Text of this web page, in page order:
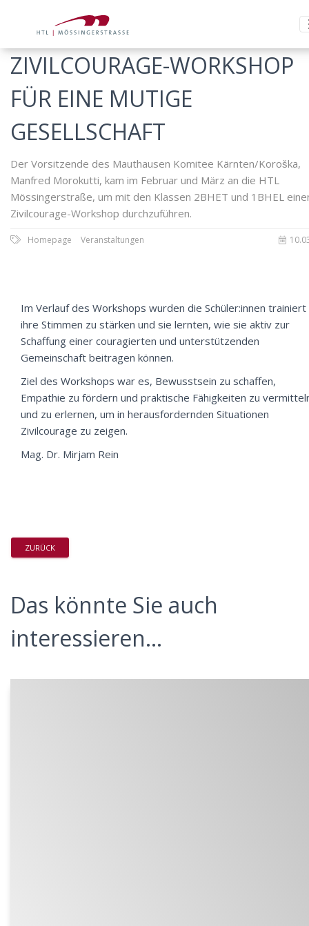
ZIVILCOURAGE-WORKSHOP
FÜR EINE MUTIGE
GESELLSCHAFT
Der Vorsitzende des Mauthausen Komitee Kärnten/Koroška,
Manfred Morokutti, kam im Februar und März an die HTL
Mössingerstraße, um mit den Klassen 2BHET und 1BHEL
Zivilcourage-Workshop durchzuführen.
Homepage Veranstaltungen
Im Verlauf des Workshops wurden die Schüler:innen trainiert
ihre Stimmen zu stärken und sie lernten, wie sie aktiv zur
Schaffung einer couragierten und unterstützenden
Gemeinschaft beitragen können.
Ziel des Workshops war es, Bewusstsein zu schaffen,
Empathie zu fördern und praktische Fähigkeiten zu
und zu erlernen, um in herausfordernden Situationen
Zivilcourage zu zeigen.
Mag. Dr. Mirjam Rein
ZURÜCK
Das könnte Sie auch
interessieren...